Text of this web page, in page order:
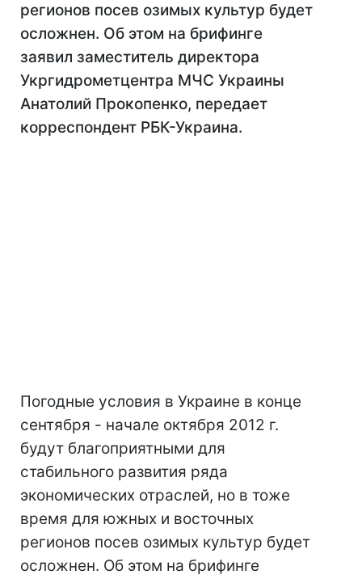
регионов посев озимых культур будет
осложнен. Об этом на брифинге
заявил заместитель директора
Укргидрометцентра МЧС Украины
Анатолий Прокопенко, передает
корреспондент РБК-Украина.
Погодные условия в Украине в конце
сентября - начале октября 2012 г.
будут благоприятными для
стабильного развития ряда
экономических отраслей, но в тоже
время для южных и восточных
регионов посев озимых культур будет
осложнен. Об этом на брифинге